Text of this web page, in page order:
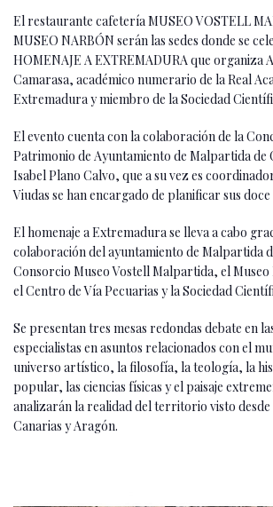
El restaurante cafetería MUSEO VOSTELL
MUSEO NARBÓN serán las sedes donde se
HOMENAJE A EXTREMADURA que organiza
Camarasa, académico numerario de la Real
Extremadura y miembro de la Sociedad
El evento cuenta con la colaboración de la
Patrimonio de Ayuntamiento de Malpartida de
Isabel Plano Calvo, que a su vez es
Viudas se han encargado de planificar sus
El homenaje a Extremadura se lleva a cabo
colaboración del ayuntamiento de Malpartida
Consorcio Museo Vostell Malpartida, el
el Centro de Vía Pecuarias y la Sociedad
Se presentan tres mesas redondas debate en
especialistas en asuntos relacionados con el
universo artístico, la filosofía, la teología, la
popular, las ciencias físicas y el paisaje
analizarán la realidad del territorio visto desde
Canarias y Aragón.